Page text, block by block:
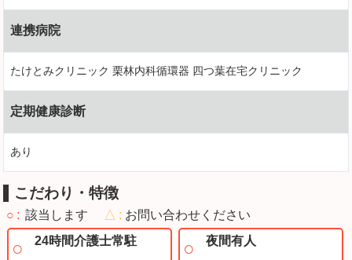
連携病院
たけとみクリニック 栗林内科循環器 四つ葉在宅クリニック
定期健康診断
あり
こだわり・特徴
○ 該当します △
お問い合わせください
24時間介護士常駐
夜間有人